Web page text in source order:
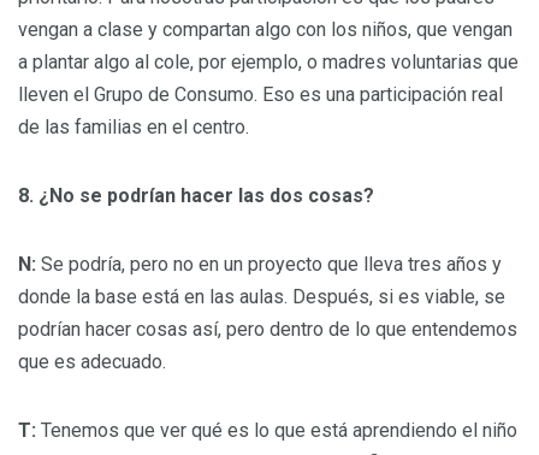
vengan a clase y compartan algo con los niños, que vengan
a plantar algo al cole, por ejemplo, o madres voluntarias que
lleven el Grupo de Consumo. Eso es una participación real
de las familias en el centro.
8. ¿No se podrían hacer las dos cosas?
N: Se podría, pero no en un proyecto que lleva tres años y
donde la base está en las aulas. Después, si es viable, se
podrían hacer cosas así, pero dentro de lo que entendemos
que es adecuado.
T: Tenemos que ver qué es lo que está aprendiendo el niño